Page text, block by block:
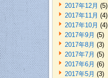
2017年12月 (5)
2017年11月 (4)
2017年10月 (4)
2017年9月 (5)
2017年8月 (3)
2017年7月 (5)
2017年6月 (6)
2017年5月 (3)